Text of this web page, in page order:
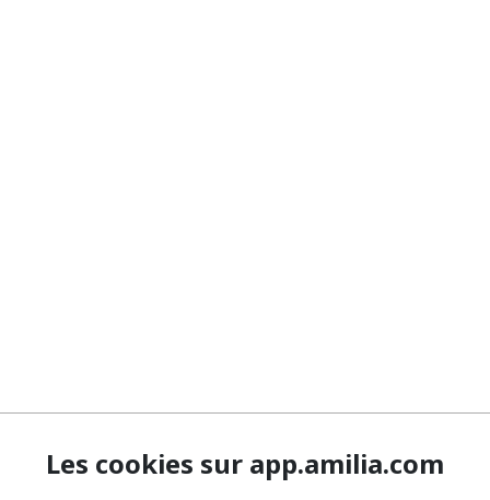
Les cookies sur app.amilia.com